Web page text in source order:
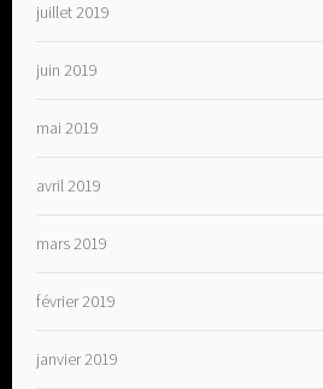
juillet 2019
juin 2019
mai 2019
avril 2019
mars 2019
février 2019
janvier 2019